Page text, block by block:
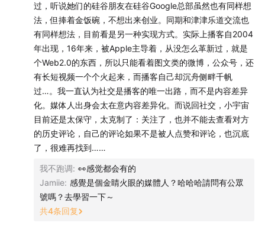
过，听说她们的硅谷朋友在硅谷Google总部虽然也有同样想
法，但捧着金饭碗，不想出来创业。同期和津津乐道交流也
有同样想法，目前看是另一种实现方式。实际上播客自2004
年出现，16年来，被Apple主导着，从没怎么革新过，就是
个Web2.0的东西，所以只能看着图文类的微博，公众号，还
有长短视频一个个火起来，而播客自己却沉舟侧畔千帆
过…。我一直认为社交是播客的唯一出路，而不是内容差异
化。媒体人出身会太在意内容差异化。而说回社交，小宇宙
目前还是太保守，太克制了：关注了，也并不能去查看对方
的历史评论，自己的评论如果不是被人点赞和评论，也沉底
了，很难再找到……
我不跑调: 👀感觉都会有的
Jamiie: 感覺是個金睛火眼的媒體人？哈哈哈請問有公眾
號嗎？去學習一下～
共4条回复